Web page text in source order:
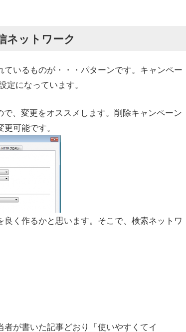
ネットワーク
いるものが・・・パターンです。キャンペー
になっています。
、変更をオススメします。削除キャンペーン
可能です。
く作るかと思います。そこで、検索ネットワ
が書いた記事どおり「使いやすくてイ